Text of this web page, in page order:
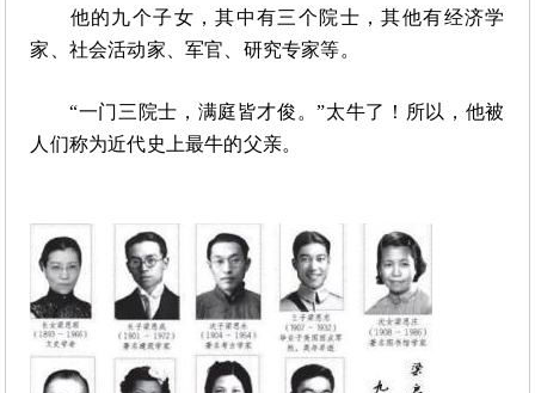
他的九个子女，其中有三个院士，其他有经济学
家、社会活动家、军官、研究专家等。
“一门三院士，满庭皆才俊。”太牛了！所以，他被
人们称为近代史上最牛的父亲。